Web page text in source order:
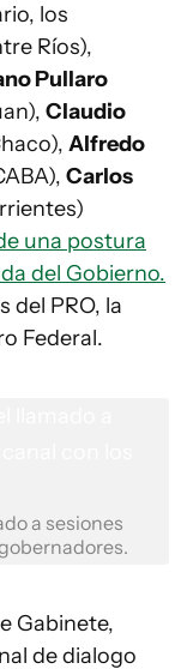
los
Ríos),
Pullaro
Claudio
Alfredo
Carlos
una postura
del Gobierno.
del PRO, la
Federal.
a sesiones
Gabinete,
de dialogo